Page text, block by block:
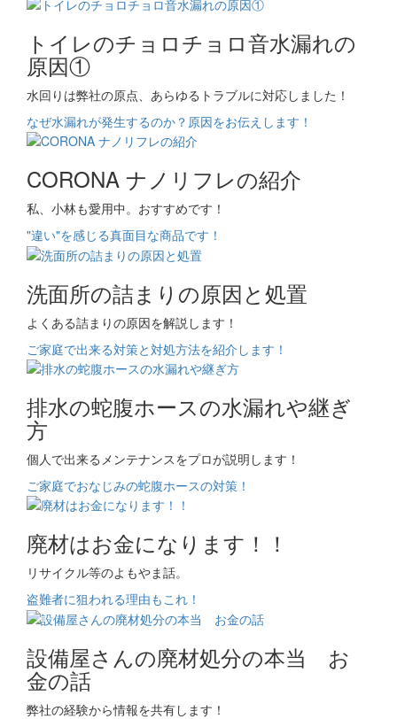
トイレのチョロチョロ音水漏れの
原因①
水回りは弊社の原点、あらゆるトラブルに対応しました！
なぜ水漏れが発生するのか？原因をお伝えします！
CORONA ナノリフレの紹介
私、小林も愛用中。おすすめです！
"違い"を感じる真面目な商品です！
洗面所の詰まりの原因と処置
よくある詰まりの原因を解説します！
ご家庭で出来る対策と対処方法を紹介します！
排水の蛇腹ホースの水漏れや継ぎ
方
個人で出来るメンテナンスをプロが説明します！
ご家庭でおなじみの蛇腹ホースの対策！
廃材はお金になります！！
リサイクル等のよもやま話。
盗難者に狙われる理由もこれ！
設備屋さんの廃材処分の本当 お
金の話
弊社の経験から情報を共有します！